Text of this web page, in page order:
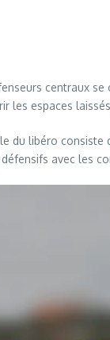
centraux
les espaces
du libéro consiste
avec les